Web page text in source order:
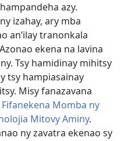
azy.
izahay, ary mba
an’ilay tranonkala
ekena na lavina
Tsy hamidinay mihitsy
tsy hampiasainay
Misy fanazavana
Fifanekena Momba ny
Mitovy Aminy.
ny zavatra ekenao sy
Jehovah